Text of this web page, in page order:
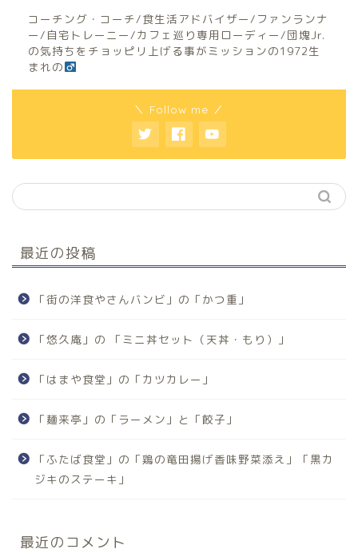
コーチング・コーチ/食生活アドバイザー/ファンランナ
ー/自宅トレーニー/カフェ巡り専用ローディー/団塊Jr.
の気持ちをチョッピリ上げる事がミッションの1972生
まれの
＼ Follow me ／
最近の投稿
「街の洋食やさんバンビ」の「かつ重」
「悠久庵」の 「ミニ丼セット（天丼・もり）」
「はまや食堂」の「カツカレー」
「麺来亭」の「ラーメン」と「餃子」
「ふたば食堂」の「鶏の竜田揚げ香味野菜添え」「黒カ
ジキのステーキ」
最近のコメント